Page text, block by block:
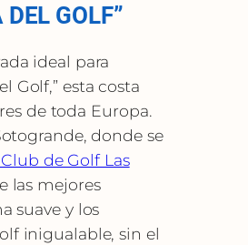
GOLF”
ideal para
Golf,” esta costa
de toda Europa.
donde se
Club de Golf Las
las mejores
suave y los
inigualable, sin el